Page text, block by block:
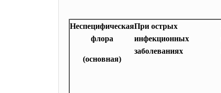
Неспецифическая
флора
(основная)
При острых
инфекционных
заболеваниях